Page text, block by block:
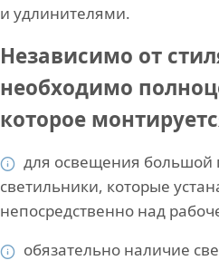
и удлинителями.
Независимо от
необходимо
которое
для освещения большой
светильники, которые
непосредственно над
обязательно наличие